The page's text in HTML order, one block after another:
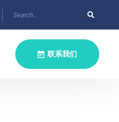
联系我们